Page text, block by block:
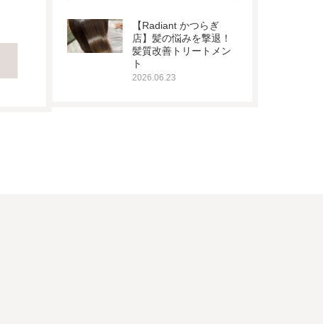
【Radiant かつらぎ
店】髪の悩みを撃退！
髪質改善トリートメン
ト
2026.06.23